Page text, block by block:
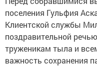
поселения Гульфия
Клиентской службы
поздравительной
труженикам тыла и
важность сохранения